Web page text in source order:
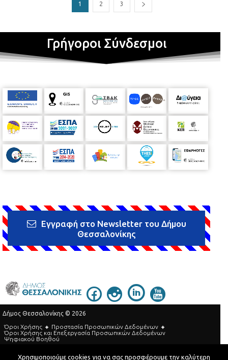
1 2 3
Γρήγοροι Σύνδεσμοι
Εγγραφή στο Newsletter του Δήμου
Θεσσαλονίκης
Δήμος Θεσσαλονίκης © 2026
Όροι Χρήσης
Προστασία Προσωπικών Δεδομένων
Όροι Xρήσης και Eπεξεργασία Προσωπικών Δεδομένων
Ψηφιακού Βοηθού
Τηλεφωνικός Κατάλογος
Χρησιμοποιούμε cookies για να σας προσφέρουμε την καλύτερη